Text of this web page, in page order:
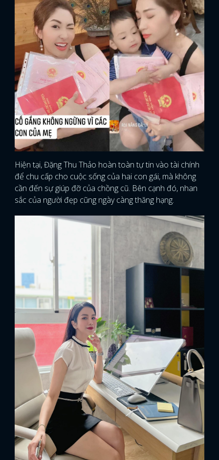
Hiện tại, Đặng Thu Thảo hoàn toàn tự tin vào tài chính
để chu cấp cho cuộc sống của hai con gái, mà không
cần đến sự giúp đỡ của chồng cũ. Bên cạnh đó, nhan
sắc của người đẹp cũng ngày càng thăng hạng.